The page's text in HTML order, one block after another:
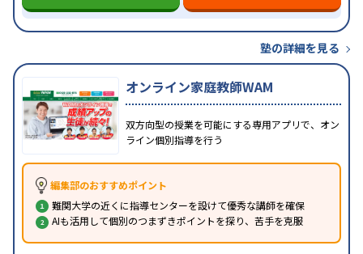
塾の詳細を見る
オンライン家庭教師WAM
双方向型の授業を可能にする専用アプリで、オン
ライン個別指導を行う
編集部のおすすめポイント
難関大学の近くに指導センターを設けて優秀な講師を確保
AIも活用して個別のつまずきポイントを探り、苦手を克服